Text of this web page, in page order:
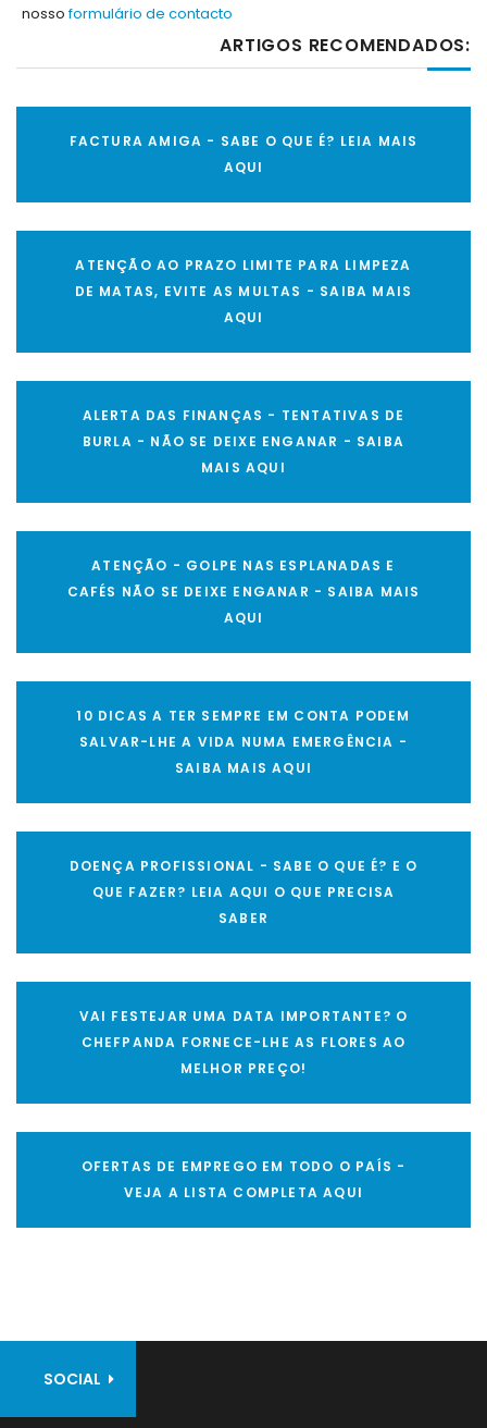
nossoformulário de contacto
ARTIGOS RECOMENDADOS:
FACTURA AMIGA - SABE O QUE É? LEIA MAIS
AQUI
ATENÇÃO AO PRAZO LIMITE PARA LIMPEZA
DE MATAS, EVITE AS MULTAS - SAIBA MAIS
AQUI
ALERTA DAS FINANÇAS - TENTATIVAS DE
BURLA - NÃO SE DEIXE ENGANAR - SAIBA
MAIS AQUI
ATENÇÃO - GOLPE NAS ESPLANADAS E
CAFÉS NÃO SE DEIXE ENGANAR - SAIBA MAIS
AQUI
10 DICAS A TER SEMPRE EM CONTA PODEM
SALVAR-LHE A VIDA NUMA EMERGÊNCIA -
SAIBA MAIS AQUI
DOENÇA PROFISSIONAL - SABE O QUE É? E O
QUE FAZER? LEIA AQUI O QUE PRECISA
SABER
VAI FESTEJAR UMA DATA IMPORTANTE? O
CHEFPANDA FORNECE-LHE AS FLORES AO
MELHOR PREÇO!
OFERTAS DE EMPREGO EM TODO O PAÍS -
VEJA A LISTA COMPLETA AQUI
SOCIAL